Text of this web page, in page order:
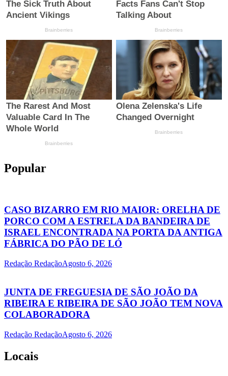
Popular
CASO BIZARRO EM RIO MAIOR: ORELHA DE
PORCO COM A ESTRELA DA BANDEIRA DE
ISRAEL ENCONTRADA NA PORTA DA ANTIGA
FÁBRICA DO PÃO DE LÓ
Redação RedaçãoAgosto 6, 2026
JUNTA DE FREGUESIA DE SÃO JOÃO DA
RIBEIRA E RIBEIRA DE SÃO JOÃO TEM NOVA
COLABORADORA
Redação RedaçãoAgosto 6, 2026
Locais